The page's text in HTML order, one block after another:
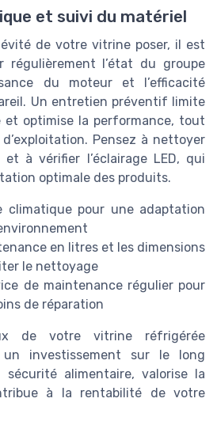
et suivi du matériel
de votre vitrine poser, il est
régulièrement l’état du groupe
du moteur et l’efficacité
Un entretien préventif limite
et optimise la performance, tout
Pensez à nettoyer
et à vérifier l’éclairage LED, qui
optimale des produits.
climatique pour une adaptation
en litres et les dimensions
le nettoyage
de maintenance régulier pour
de réparation
de votre vitrine réfrigérée
un investissement sur le long
alimentaire, valorise la
à la rentabilité de votre